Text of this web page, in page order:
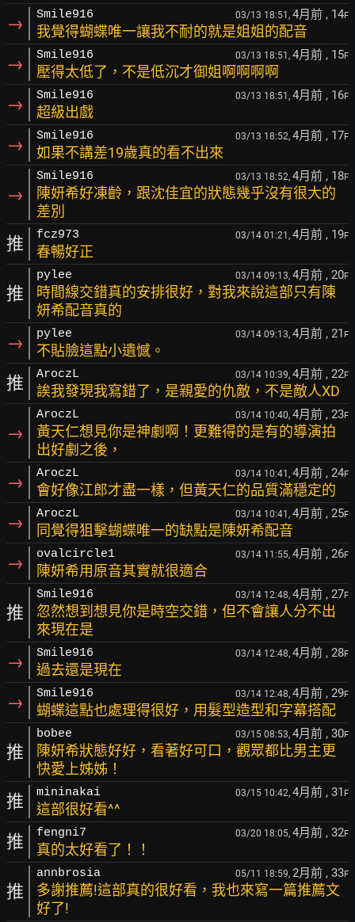
→ Smile916 03/13 18:51, 4月前 , 14F
我覺得蝴蝶唯一讓我不耐的就是姐姐的配音
→ Smile916 03/13 18:51, 4月前 , 15F
壓得太低了，不是低沉才御姐啊啊啊啊
→ Smile916 03/13 18:51, 4月前 , 16F
超級出戲
→ Smile916 03/13 18:52, 4月前 , 17F
如果不講差19歲真的看不出來
→
Smile916 03/13 18:52, 4月前 , 18F
陳妍希好凍齡，跟沈佳宜的狀態幾乎沒有很大的
差別
推 fcz973 03/14 01:21, 4月前 , 19F
春暢好正
推
pylee 03/14 09:13, 4月前 , 20F
時間線交錯真的安排很好，對我來說這部只有陳
妍希配音真的
→ pylee 03/14 09:13, 4月前 , 21 F
不貼臉這點小遺憾。
推 AroczL 03/14 10:39, 4月前 , 22F
誒我發現我寫錯了，是親愛的仇敵，不是敵人XD
→
AroczL 03/14 10:40, 4月前 , 23F
黃天仁想見你是神劇啊！更難得的是有的導演拍
出好劇之後，
→ AroczL 03/14 10:41, 4月前 , 24F
會好像江郎才盡一樣，但黃天仁的品質滿穩定的
→ AroczL 03/14 10:41, 4月前 , 25F
同覺得狙擊蝴蝶唯一的缺點是陳妍希配音
→ ovalcircle1 03/14 11:55, 4月前 , 26F
陳妍希用原音其實就很適合
推
Smile916 03/14 12:48, 4月前 , 27F
忽然想到想見你是時空交錯，但不會讓人分不出
來現在是
→ Smile916 03/14 12:48, 4月前 , 28F
過去還是現在
→ Smile916 03/14 12:48, 4月前 , 29F
蝴蝶這點也處理得很好，用髮型造型和字幕搭配
推
bobee 03/15 08:53, 4月前 , 30F
陳妍希狀態好好，看著好可口，觀眾都比男主更
快愛上姊姊！
推 mininakai 03/15 10:42, 4月前 , 31 F
這部很好看^^
推 fengni7 03/20 18:05, 4月前 , 32F
真的太好看了！！
推
annbrosia 05/11 18:59, 2月前 , 33F
多謝推薦!這部真的很好看，我也來寫一篇推薦文
好了!